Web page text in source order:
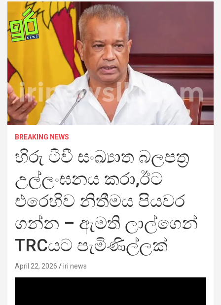
BREAKING NEWS
හිරු ටීවී සංඛ්‍යාත බලපත්‍ර
උල්ලංඝනය කරා,ඊට
එරෙහිව නිතීමය පියවර
ගන්න – ඇමති ලාල්ගෙන්
TRCයට පැමිණිල්ලක්
April 22, 2026 iri news